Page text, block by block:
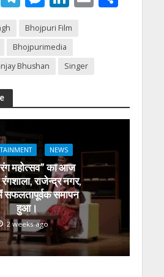
w el
e
gr
a
e
ss
e
n
er
n
k
dI
m
Bhojpuri Film
Bhojpurimedia
Bhushan Singer
NEWS
महोत्सव” का आज
राजेन्द्र नगर,
सफलतापूर्वक समापन
हुआ।
2 weeks ago